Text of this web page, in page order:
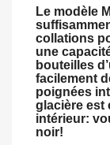
Le modèle
collations
une
bouteilles
facilement
poignées
glacière est
intérieur:
noir!